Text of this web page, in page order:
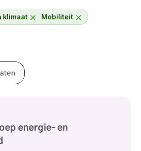
klimaat Mobiliteit
energie- en